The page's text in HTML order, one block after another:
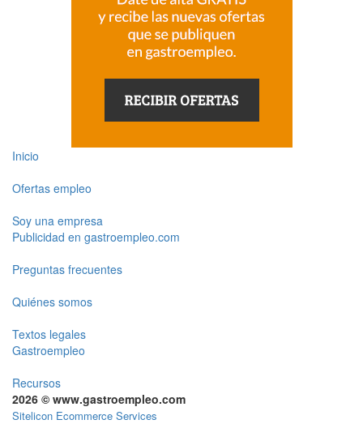
Inicio
Ofertas empleo
Soy una empresa
Publicidad en gastroempleo.com
Preguntas frecuentes
Quiénes somos
Textos legales
Gastroempleo
Recursos
2026 © www.gastroempleo.com
Sitelicon Ecommerce Services